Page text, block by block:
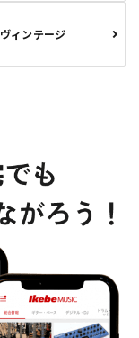
ヴィンテージ